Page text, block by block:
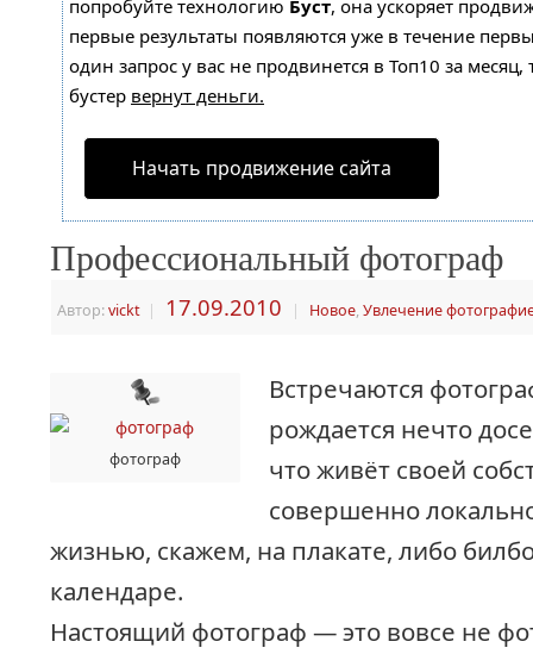
попробуйте технологию Буст, она ускоряет
первые результаты появляются уже в течение
один запрос у вас не продвинется в Топ10 за месяц,
бустер вернут деньги.
Начать продвижение сайта
Профессиональный фотограф
Автор:vickt | 17.09.2010 | Новое, Увлечение
фотограф
Встречаются
рождается нечто
что живёт своей
совершенно
жизнью, скажем, на плакате, либо
календаре.
Настоящий фотограф — это вовсе не